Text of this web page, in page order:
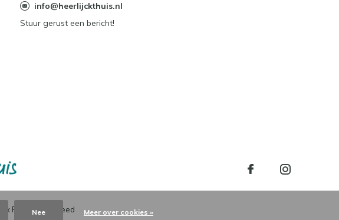
info@heerlijckthuis.nl
Stuur gerust een bericht!
x Plus+ -RSS-feed
Nee Meer over cookies »